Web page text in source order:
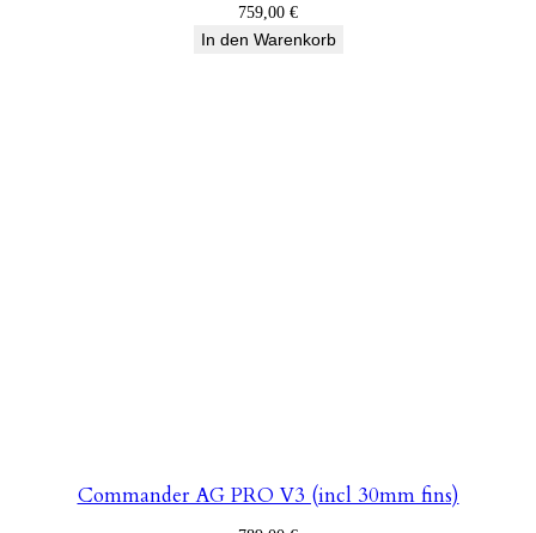
759,00 €
In den Warenkorb
Commander AG PRO V3 (incl 30mm fins)